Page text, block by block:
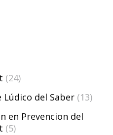
(24)
del Saber (13)
en Prevencion del
(5)